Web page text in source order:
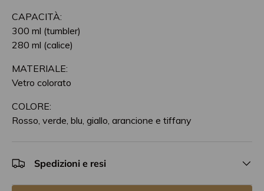
CAPACITÀ:
300 ml (tumbler)
280 ml (calice)
MATERIALE:
Vetro colorato
COLORE:
Rosso, verde, blu, giallo, arancione e tiffany
Spedizioni e resi